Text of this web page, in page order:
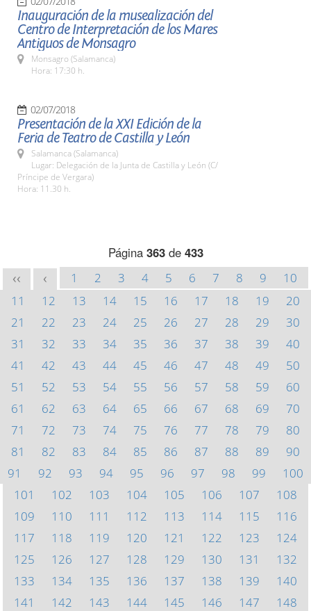
Inauguración de la musealización del
Centro de Interpretación de los Mares
Antiguos de Monsagro
Monsagro (Salamanca)
Hora: 17:30 h.
02/07/2018
Presentación de la XXI Edición de la
Feria de Teatro de Castilla y León
Salamanca (Salamanca)
Lugar: Delegación de la Junta de Castilla y León (C/
Príncipe de Vergara)
Hora: 11.30 h.
Página 363de 433
<< < 1 2 3 4 5 6 7 8 9
10
11
12 13 14 15 16 17 18 19
20
21
22 23 24 25 26 27 28 29
30
31
32 33 34 35 36 37 38 39
40
41
42 43 44 45 46 47 48 49
50
51
52 53 54 55 56 57 58 59
60
61
62 63 64 65 66 67 68 69
70
71
72 73 74 75 76 77 78 79
80
81
82 83 84 85 86 87 88 89
90
91
92 93 94 95 96 97 98 99
100
101
102 103 104 105 106 107
108
109
110 111 112 113 114 115
116
117
118 119 120 121 122 123
124
125
126 127 128 129 130 131
132
133
134 135 136 137 138 139
140
141
142 143 144 145 146 147
148